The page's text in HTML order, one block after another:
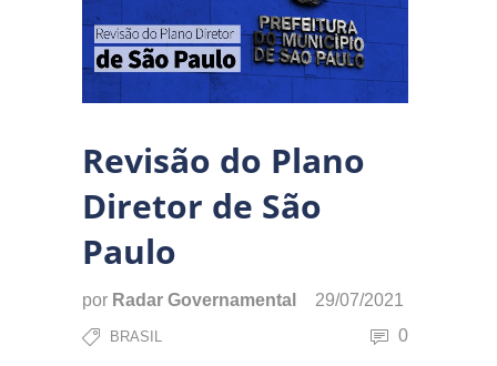
Revisão do Plano
Diretor de São
Paulo
por Radar Governamental 29/07/2021
BRASIL 0